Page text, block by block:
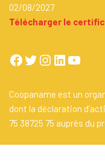
02/08/2027
Télécharger le
Coopaname est un
dont la déclaration
75 38725 75 auprès du